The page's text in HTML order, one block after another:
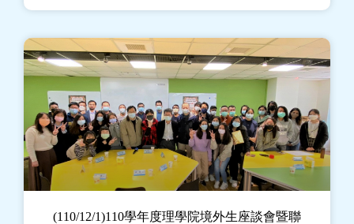
(110/12/1)110學年度理學院境外生座談會暨聯